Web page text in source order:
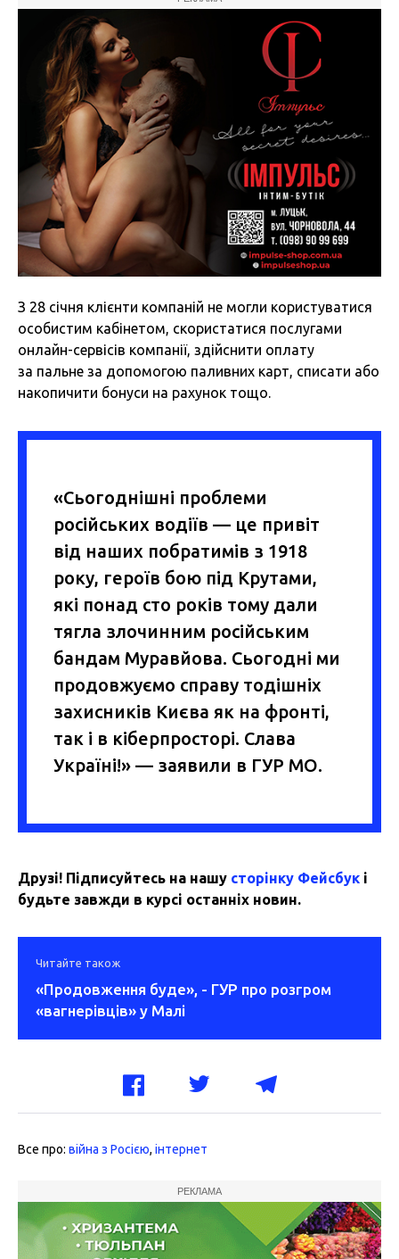
З 28 січня клієнти компаній не могли користуватися
особистим кабінетом, скористатися послугами
онлайн-сервісів компанії, здійснити оплату
за пальне за допомогою паливних карт, списати або
накопичити бонуси на рахунок тощо.
«Сьогоднішні проблеми
російських водіїв — це привіт
від наших побратимів з 1918
року, героїв бою під Крутами,
які понад сто років тому дали
тягла злочинним російським
бандам Муравйова. Сьогодні ми
продовжуємо справу тодішніх
захисників Києва як на фронті,
так і в кіберпросторі. Слава
Україні!» — заявили в ГУР МО.
Друзі! Підписуйтесь на нашу сторінку Фейсбук і
будьте завжди в курсі останніх новин.
Читайте також
«Продовження буде», - ГУР про розгром
«вагнерівців» у Малі
Все про: війна з Росією, інтернет
РЕКЛАМА